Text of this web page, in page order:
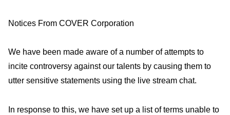
Notices From COVER Corporation
We have been made aware of a number of attempts to
incite controversy against our talents by causing them to
utter sensitive statements using the live stream chat.
In response to this, we have set up a list of terms unable to